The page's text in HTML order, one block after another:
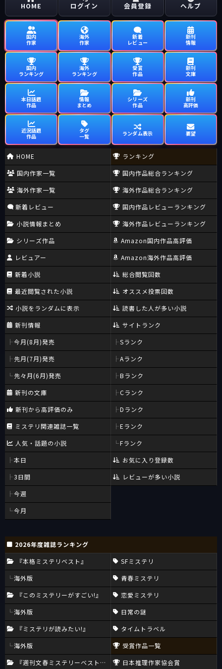
HOME ログイン 会員登録 ヘルプ
国内
作家
海外
作家
新着
レビュー
新刊
情報
国内
ランキング
海外
ランキング
受賞
作品
新刊
文庫
本日話題
作品
情報
まとめ
シリーズ
作品
新刊
高評価
近況話題
作品
タグ
一覧
ランダム表示 要望
HOME
国内作家一覧
海外作家一覧
新着レビュー
小説情報まとめ
シリーズ作品
レビュアー
新着小説
最近閲覧された小説
小説をランダムに表示
新刊情報
今月(8月)発売
先月(7月)発売
先々月(6月)発売
新刊の文庫
新刊から高評価のみ
ミステリ関連雑誌一覧
人気・話題の小説
本日
3日間
今週
今月
ランキング
国内作品総合ランキング
海外作品総合ランキング
国内作品レビューランキング
海外作品レビューランキング
Amazon国内作品高評価
Amazon海外作品高評価
総合閲覧回数
オススメ投票回数
読書した人が多い小説
サイトランク
Sランク
Aランク
Bランク
Cランク
Dランク
Eランク
Fランク
お気に入り登録数
レビューが多い小説
2026年度雑誌ランキング
『本格ミステリベスト』
海外版
『このミステリーがすごい!』
海外版
『ミステリが読みたい!』
海外版
『週刊文春ミステリーベスト10』
SFミステリ
青春ミステリ
恋愛ミステリ
日常の謎
タイムトラベル
受賞作品一覧
日本推理作家協会賞